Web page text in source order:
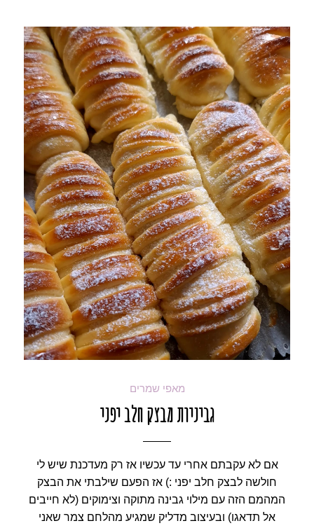
מאפי שמרים
גביניות מבצק חלב יפני
אם לא עקבתם אחרי עד עכשיו אז רק מעדכנת שיש לי
חולשה לבצק חלב יפני :) אז הפעם שילבתי את הבצק
המהמם הזה עם מילוי גבינה מתוקה וצימוקים (לא חייבים
אל תדאגו) ובעיצוב מדליק שמגיע מהלחם צמר שאני